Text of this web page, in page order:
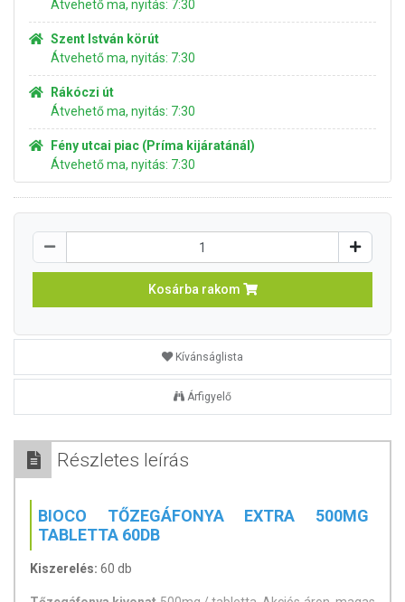
Átvehető ma, nyitás: 7:30
Szent István körút
Átvehető ma, nyitás: 7:30
Rákóczi út
Átvehető ma, nyitás: 7:30
Fény utcai piac (Príma kijáratánál)
Átvehető ma, nyitás: 7:30
Kosárba rakom
Kívánságlista
Árfigyelő
Részletes leírás
BIOCO TŐZEGÁFONYA EXTRA 500MG
TABLETTA 60DB
Kiszerelés: 60 db